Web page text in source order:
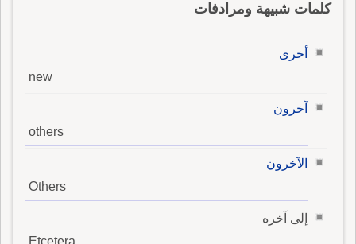
كلمات شبيهة ومرادفات
أخرى
new
آخرون
others
الآخرون
Others
إلى آخره